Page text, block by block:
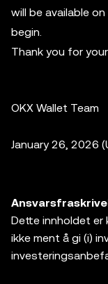
will be available
begin.
Thank you for
OKX Wallet Team
January 26, 2026
Dette innholdet er
ikke ment å gi (i)